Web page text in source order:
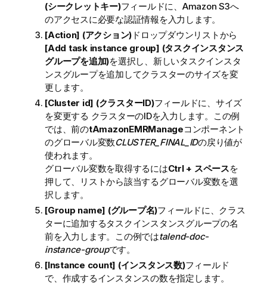
(シークレットキー)フィールドに、Amazon S3へ
のアクセスに必要な認証情報を入力します。
[Action] (アクション) ドロップダウンリストから
[Add task instance group] (タスクインスタンス
グループを追加)を選択し、新しいタスクインスタ
ンスグループを追加してクラスターのサイズを変
更します。
[Cluster id] (クラスターID)フィールドに、サイズ
を変更する クラスターのIDを入力します。この例
では、前のtAmazonEMRManageコンポーネント
のグローバル変数CLUSTER_FINAL_IDの戻り値が
使われます。
グローバル変数を取得するにはCtrl + スペースを
押して、リストから該当するグローバル変数を選
択します。
[Group name] (グループ名)フィールドに、クラス
ターに追加するタスクインスタンスグループの名
前を入力します。この例ではtalend-doc-
instance-groupです。
[Instance count] (インスタンス数)フィールド
で、作成するインスタンスの数を指定します。